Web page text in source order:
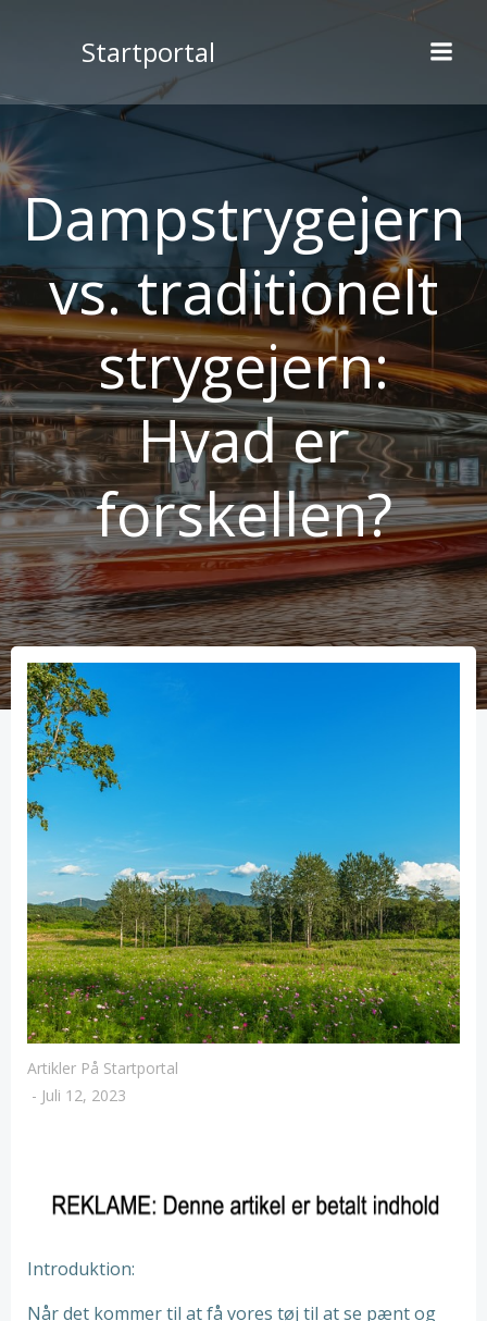
Startportal
Dampstrygejern
vs. traditionelt
strygejern:
Hvad er
forskellen?
Artikler På Startportal
- Juli 12, 2023
Introduktion:
Når det kommer til at få vores tøj til at se pænt og